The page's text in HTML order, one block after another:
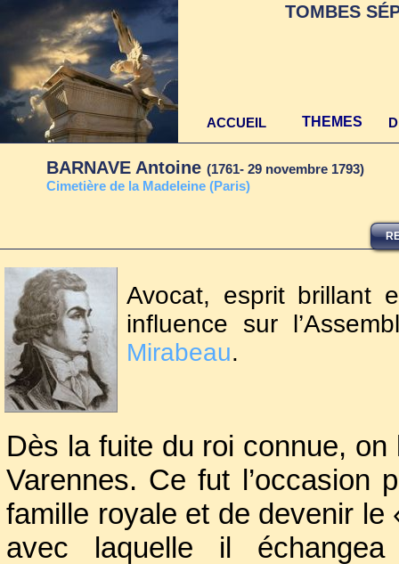
Avocat, esprit brillant
influence sur
Mirabeau.
devint d’autant plus
tombât éperdument
BARNAVE Antoine (1761- 29 novembre 1793)
Cimetière de la Madeleine (Paris)
Dès la fuite du roi connue, on
Varennes. Ce fut l’occasion
famille royale et de devenir
avec laquelle il
ACCUEIL THEMES
TOMBES